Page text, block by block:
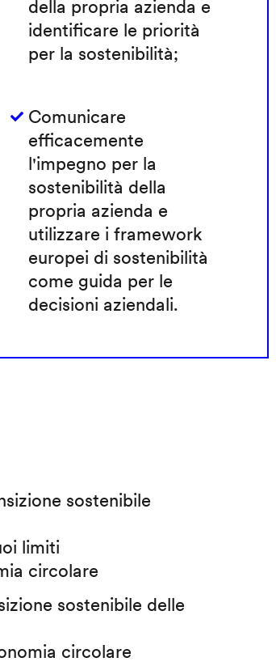
della propria azienda e
identificare le priorità
per la sostenibilità;
Comunicare
efficacemente
l'impegno per la
sostenibilità della
propria azienda e
utilizzare i framework
europei di sostenibilità
come guida per le
decisioni aziendali.
sostenibile
limiti
circolare
sostenibile delle
circolare